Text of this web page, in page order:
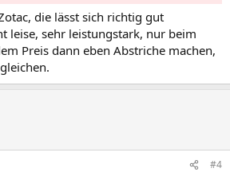
die lässt sich richtig gut
leise, sehr leistungstark, nur beim
Preis dann eben Abstriche machen,
#4